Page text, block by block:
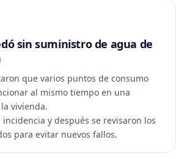
sin suministro de agua de
que varios puntos de consumo
al mismo tiempo en una
vivienda.
y después se revisaron los
para evitar nuevos fallos.